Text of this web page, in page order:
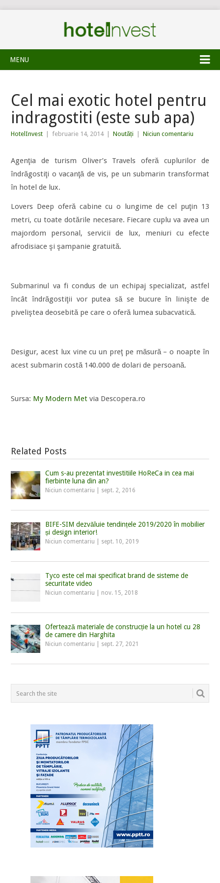
MENU
Cel mai exotic hotel pentru
indragostiti (este sub apa)
HotelInvest februarie 14, 2014 Noutăți Niciun comentariu
Agenţia de turism Oliver’s Travels oferă cuplurilor de
îndrăgostiţi o vacanţă de vis, pe un submarin transformat
în hotel de lux.
Lovers Deep oferă cabine cu o lungime de cel puţin 13
metri, cu toate dotările necesare. Fiecare cuplu va avea un
majordom personal, servicii de lux, meniuri cu efecte
afrodisiace şi şampanie gratuită.
Submarinul va fi condus de un echipaj specializat, astfel
încât îndrăgostiţii vor putea să se bucure în linişte de
piveliştea deosebită pe care o oferă lumea subacvatică.
Desigur, acest lux vine cu un preţ pe măsură – o noapte în
acest submarin costă 140.000 de dolari de persoană.
Sursa: My Modern Met via Descopera.ro
Related Posts
Cum s-au prezentat investitiile HoReCa in cea mai
fierbinte luna din an?
Niciun comentariu sept. 2, 2016
BIFE-SIM dezvăluie tendințele 2019/2020 în mobilier
și design interior!
Niciun comentariu sept. 10, 2019
Tyco este cel mai specificat brand de sisteme de
securitate video
Niciun comentariu nov. 15, 2018
Ofertează materiale de construcție la un hotel cu 28
de camere din Harghita
Niciun comentariu sept. 27, 2021